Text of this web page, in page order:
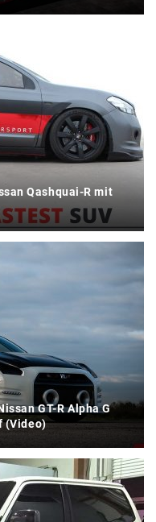
Qashquai-R mit
GT-R Alpha G
(Video)